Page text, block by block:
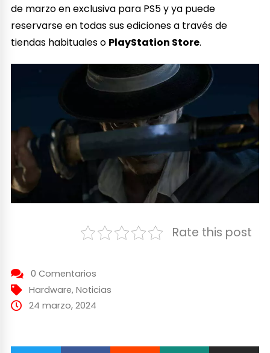
de marzo en exclusiva para PS5 y ya puede
reservarse en todas sus ediciones a través de
tiendas habituales o PlayStation Store.
Rate this post
0 Comentarios
Hardware, Noticias
24 marzo, 2024